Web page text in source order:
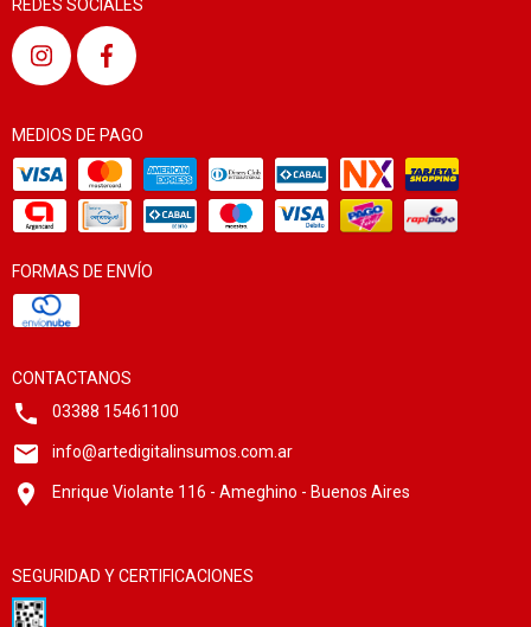
REDES SOCIALES
MEDIOS DE PAGO
FORMAS DE ENVÍO
CONTACTANOS
03388 15461100
info@artedigitalinsumos.com.ar
Enrique Violante 116 - Ameghino - Buenos Aires
SEGURIDAD Y CERTIFICACIONES